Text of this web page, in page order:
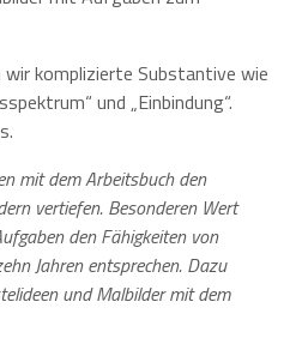
komplizierte Substantive wie
und „Einbindung“.
mit dem Arbeitsbuch den
vertiefen. Besonderen Wert
den Fähigkeiten von
Jahren entsprechen. Dazu
und Malbilder mit dem